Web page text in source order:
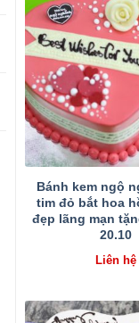
Bánh kem ngộ
tim đỏ bắt hoa
đẹp lãng mạn
20.10
Liên hệ